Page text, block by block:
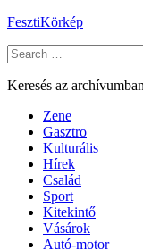
Skip
content
FesztiKörkép
Search
for:
Keresés az archívumban
Zene
Gasztro
Kulturális
Hírek
Család
Sport
Kitekintő
Vásárok
Autó-motor